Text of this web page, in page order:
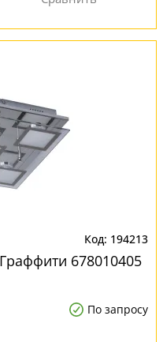
194213
678010405
По запросу